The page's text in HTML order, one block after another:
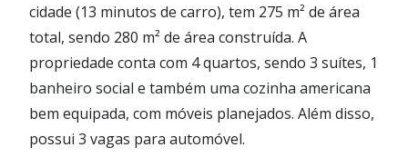
cidade (13 minutos de carro), tem 275 m² de área
total, sendo 280 m² de área construída. A
propriedade conta com 4 quartos, sendo 3 suítes, 1
banheiro social e também uma cozinha americana
bem equipada, com móveis planejados. Além disso,
possui 3 vagas para automóvel.